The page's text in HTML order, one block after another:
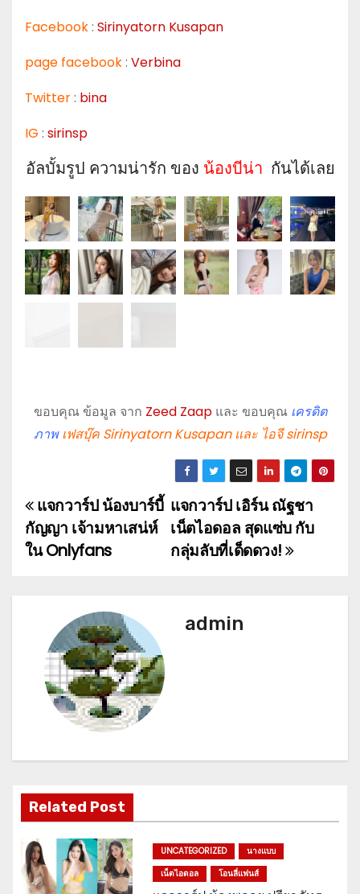
Facebook: Sirinyatorn Kusapan
page facebook: Verbina
Twitter: bina
IG : sirinsp
อัลบั้มรูป ความน่ารัก ของ น้องบีน่า กันได้เลย
ขอบคุณ ข้อมูล จาก Zeed Zaapและ ขอบคุณ เครดิต
ภาพ เฟสบุ๊ค Sirinyatorn Kusapan และ ไอจี sirinsp
P
o
a
t
i
แจกวาร์ป เอิร์น ณัฐชา
เน็ตไอดอล สุดแซ่บ กับ
กลุ่มลับที่เด็ดดวง!
แจกวาร์ป น้องบาร์บี้
กัญญา เจ้ามหาเสน่ห์
ใน Onlyfans
admin
Related Post
UNCATEGORIZED
นางแบบ
เน็ตไอดอล
โอนลี่แฟนส์